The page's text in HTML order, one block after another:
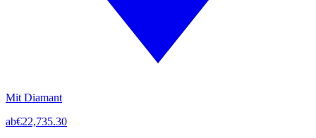
Mit Diamant
ab€22,735.30